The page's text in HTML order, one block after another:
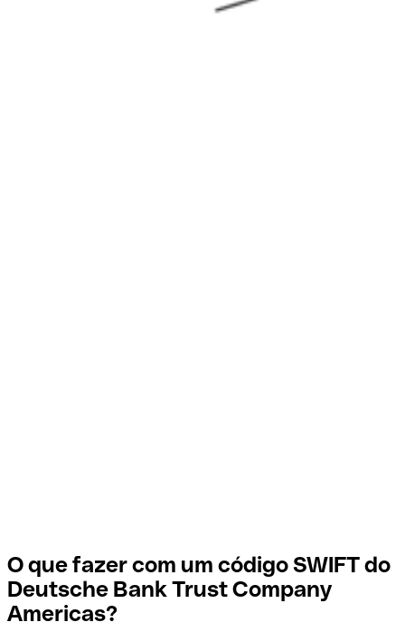
O que fazer com um código SWIFT do
Deutsche Bank Trust Company
Americas?